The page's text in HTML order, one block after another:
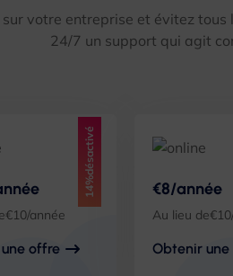
sur votre entreprise et évitez
24/7 un support qui agit
14%désactivé
année
offre
€8/année
Au lieu
Obtenir